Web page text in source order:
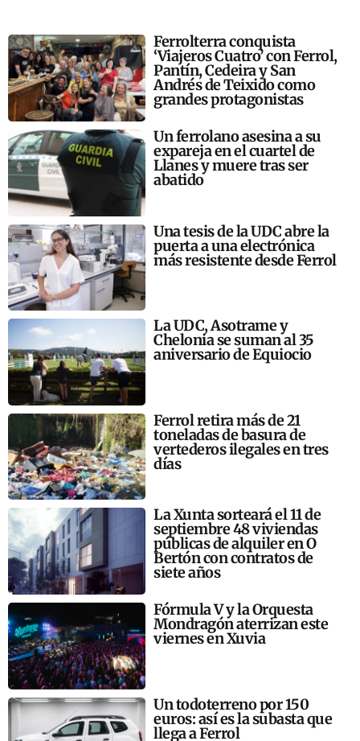
Ferrolterra conquista
‘Viajeros Cuatro’ con Ferrol,
Pantín, Cedeira y San
Andrés de Teixido como
grandes protagonistas
Un ferrolano asesina a su
expareja en el cuartel de
Llanes y muere tras ser
abatido
Una tesis de la UDC abre la
puerta a una electrónica
más resistente desde Ferrol
La UDC, Asotrame y
Chelonia se suman al 35
aniversario de Equiocio
Ferrol retira más de 21
toneladas de basura de
vertederos ilegales en tres
días
La Xunta sorteará el 11 de
septiembre 48 viviendas
públicas de alquiler en O
Bertón con contratos de
siete años
Fórmula V y la Orquesta
Mondragón aterrizan este
viernes en Xuvia
Un todoterreno por 150
euros: así es la subasta que
llega a Ferrol